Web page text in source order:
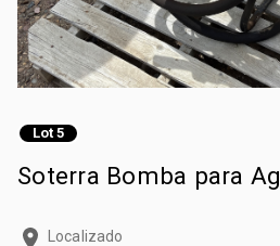
Lot 5
Soterra Bomba para
Localizado